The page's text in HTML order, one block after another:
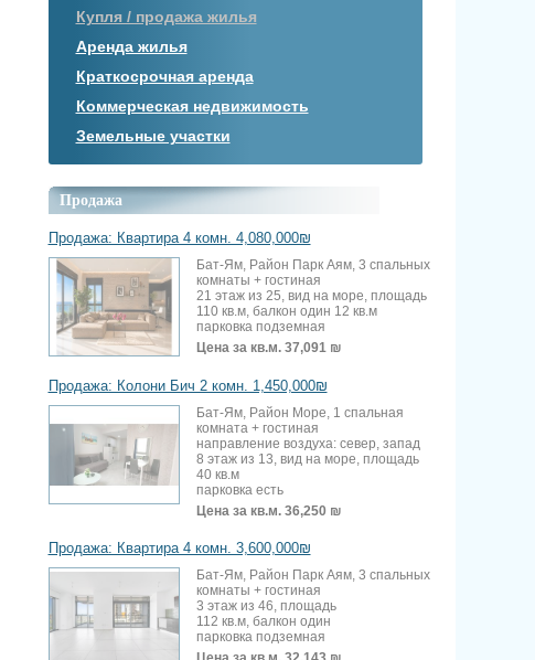
Купля / продажа жилья
Аренда жилья
Краткосрочная аренда
Коммерческая недвижимость
Земельные участки
Продажа
Продажа: Квартира 4 комн. 4,080,000₪
Бат-Ям, Район Парк Аям, 3 спальных
комнаты + гостиная
21 этаж из 25, вид на море, площадь
110 кв.м, балкон один 12 кв.м
парковка подземная
Цена за кв.м. 37,091 ₪
Продажа: Колони Бич 2 комн. 1,450,000₪
Бат-Ям, Район Море, 1 спальная
комната + гостиная
направление воздуха: север, запад
8 этаж из 13, вид на море, площадь
40 кв.м
парковка есть
Цена за кв.м. 36,250 ₪
Продажа: Квартира 4 комн. 3,600,000₪
Бат-Ям, Район Парк Аям, 3 спальных
комнаты + гостиная
3 этаж из 46, площадь
112 кв.м, балкон один
парковка подземная